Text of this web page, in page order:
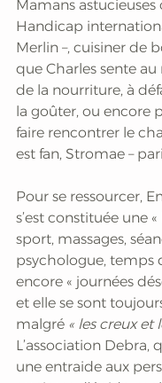
Mamans astucieuses
Handicap
Merlin –, cuisiner de
que Charles sente au
de la nourriture, à
la goûter, ou encore
faire rencontrer le
est fan, Stromae –
Pour se ressourcer,
s’est constituée une
sport, massages,
psychologue, temps
encore « journées
et elle se sont
malgré « les creux et
L’association Debra,
une entraide aux